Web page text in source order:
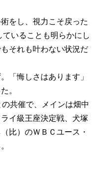
をし、視力こそ戻った
いることも明らかにし
それも叶わない状況だ
「悔しさはあります」
。
共催で、メインは畑中
イ級王座決定戦、犬塚
比）のＷＢＣユース・